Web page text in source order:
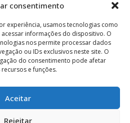
consentimento
experiência, usamos tecnologias como
informações do dispositivo. O
nos permite processar dados
ou IDs exclusivos neste site. O
do consentimento pode afetar
e funções.
Aceitar
Rejeitar